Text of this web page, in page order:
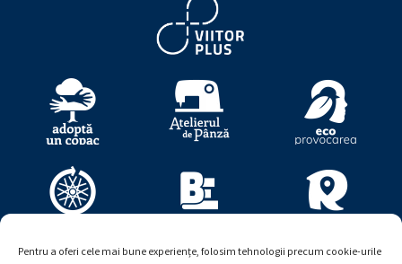
Pentru a oferi cele mai bune experiențe, folosim tehnologii precum cookie-urile